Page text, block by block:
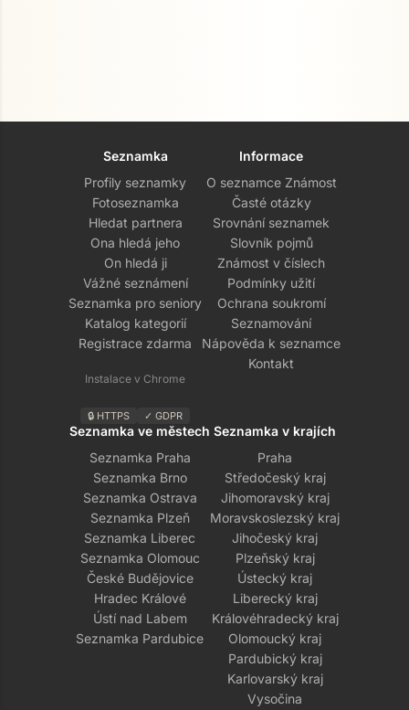
Seznamka
Profily seznamky
Fotoseznamka
Hledat partnera
Ona hledá jeho
On hledá ji
Vážné seznámení
Seznamka pro seniory
Katalog kategorií
Registrace zdarma
Instalace v Chrome
🔒 HTTPS ✓ GDPR
Informace
O seznamce Známost
Časté otázky
Srovnání seznamek
Slovník pojmů
Známost v číslech
Podmínky užití
Ochrana soukromí
Seznamování
Nápověda k seznamce
Kontakt
Seznamka ve městech
Seznamka Praha
Seznamka Brno
Seznamka Ostrava
Seznamka Plzeň
Seznamka Liberec
Seznamka Olomouc
České Budějovice
Hradec Králové
Ústí nad Labem
Seznamka Pardubice
Seznamka v krajích
Praha
Středočeský kraj
Jihomoravský kraj
Moravskoslezský kraj
Jihočeský kraj
Plzeňský kraj
Ústecký kraj
Liberecký kraj
Královéhradecký kraj
Olomoucký kraj
Pardubický kraj
Karlovarský kraj
Vysočina